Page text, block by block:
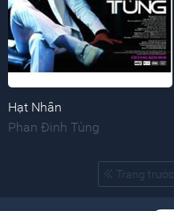
Hạt Nhân
Phan Đinh Tùng
Trang trước